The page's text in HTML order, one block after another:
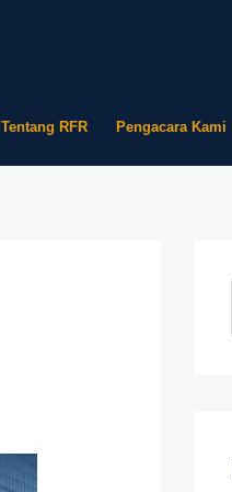
Tentang RFR Pengacara Kami